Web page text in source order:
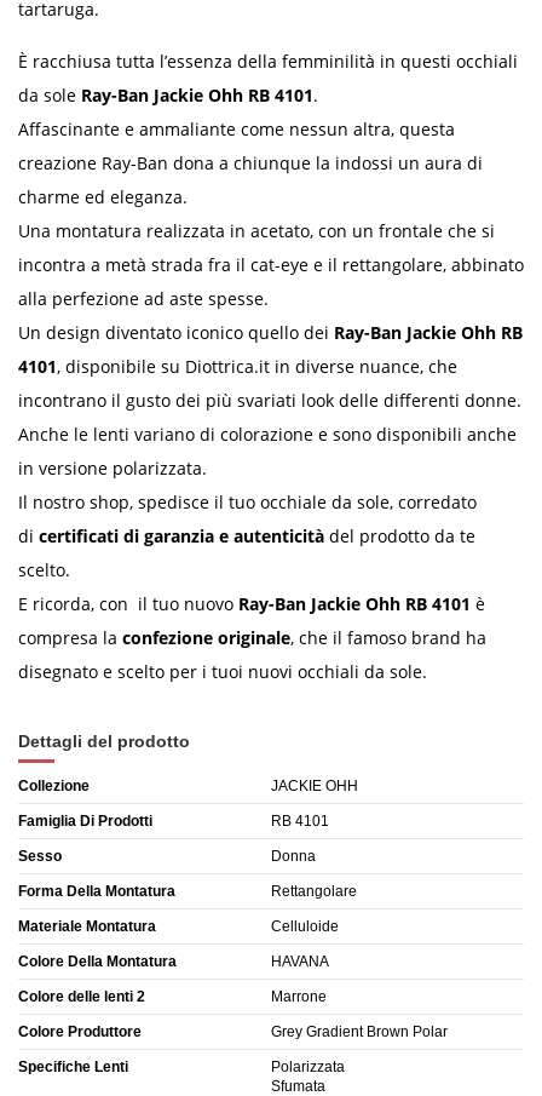
tartaruga.
È racchiusa tutta l’essenza della femminilità in questi occhiali
da sole Ray-Ban Jackie Ohh RB 4101.
Affascinante e ammaliante come nessun altra, questa
creazione Ray-Ban dona a chiunque la indossi un aura di
charme ed eleganza.
Una montatura realizzata in acetato, con un frontale che si
incontra a metà strada fra il cat-eye e il rettangolare, abbinato
alla perfezione ad aste spesse.
Un design diventato iconico quello dei Ray-Ban Jackie Ohh RB
4101, disponibile su Diottrica.it in diverse nuance, che
incontrano il gusto dei più svariati look delle differenti donne.
Anche le lenti variano di colorazione e sono disponibili anche
in versione polarizzata.
Il nostro shop, spedisce il tuo occhiale da sole, corredato
di certificati di garanzia e autenticità del prodotto da te
scelto.
E ricorda, con il tuo nuovo Ray-Ban Jackie Ohh RB 4101 è
compresa la confezione originale, che il famoso brand ha
disegnato e scelto per i tuoi nuovi occhiali da sole.
Dettagli del prodotto
Collezione JACKIE OHH
Famiglia Di Prodotti RB 4101
Sesso Donna
Forma Della Montatura Rettangolare
Materiale Montatura Celluloide
Colore Della Montatura HAVANA
Colore delle lenti 2 Marrone
Colore Produttore Grey Gradient Brown Polar
Specifiche Lenti
Polarizzata
Sfumata